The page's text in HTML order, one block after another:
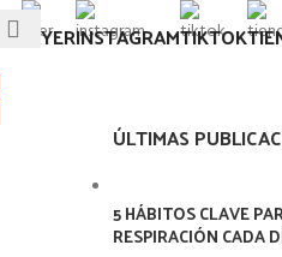
FLYERINSTAGRAMTIKTOK
ÚLTIMAS
5 HÁBITOS CLAVE
RESPIRACIÓN CADA